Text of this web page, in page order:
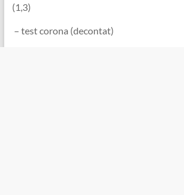
(1,3)
️ – test corona (decontat)